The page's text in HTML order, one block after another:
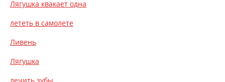
Лягушка квакает одна
лететь в самолете
Ливень
Лягушка